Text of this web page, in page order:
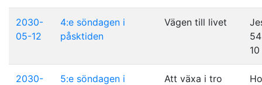
2030-
05-12
4:e söndagen i
påsktiden
Vägen till livet
10
2030-
5:e söndagen i
Att växa i tro